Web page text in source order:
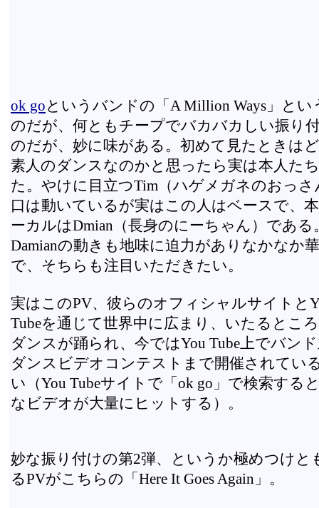
ok goというバンドの「A Million Ways」とい
のだが、何ともチープでバカバカしい振り
のだが、妙に味がある。初めて見たときは
素人のダンスなのかと思ったら実は本人た
た。やけに目立つTim（ハゲメガネのおっさ
口は動いているが実はこの人はベースで、
ーカルはDmian（長身のにーちゃん）である
Damianの動きも地味に迫力がありなかなか
で、そちらも注目いただきたい。
実はこのPV、彼らのオフィシャルサイトと
Tubeを通じて世界中に広まり、いたるとこ
ダンスが踊られ、今ではYou Tube上でバン
ダンスビデオコンテストまで開催されてい
い（You Tubeサイトで「ok go」で検索する
なビデオが大量にヒットする）。
妙な振り付けの第2弾、というか極めつけと
るPVがこちらの「Here It Goes Again」。